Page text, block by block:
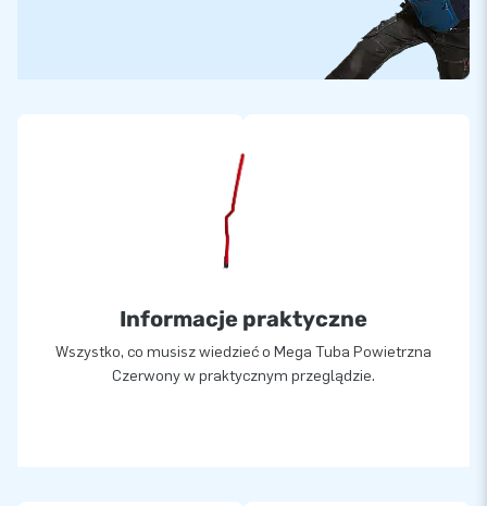
Informacje praktyczne
Wszystko, co musisz wiedzieć o Mega Tuba Powietrzna
Czerwony w praktycznym przeglądzie.